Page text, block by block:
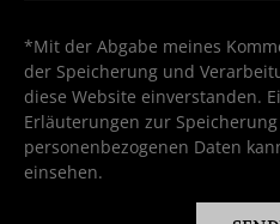
*Mit der Abgabe meines
der Speicherung und
diese Website einverstanden.
Erläuterungen zur
personenbezogenen Daten
einsehen.